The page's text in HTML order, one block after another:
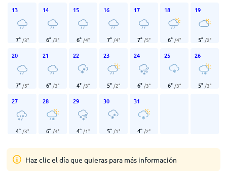
13
7° /3°
14
6° /3°
15
6° /4°
16
7° /4°
17
7° /5°
18
6° /4°
19
5° /2°
20
7° /5°
21
6° /3°
22
4° /3°
23
5° /2°
24
6° /3°
25
6° /3°
26
5° /3°
27
4° /3°
28
6° /4°
29
4° /1°
30
5° /1°
31
4° /2°
Haz clic el día que quieras para más información